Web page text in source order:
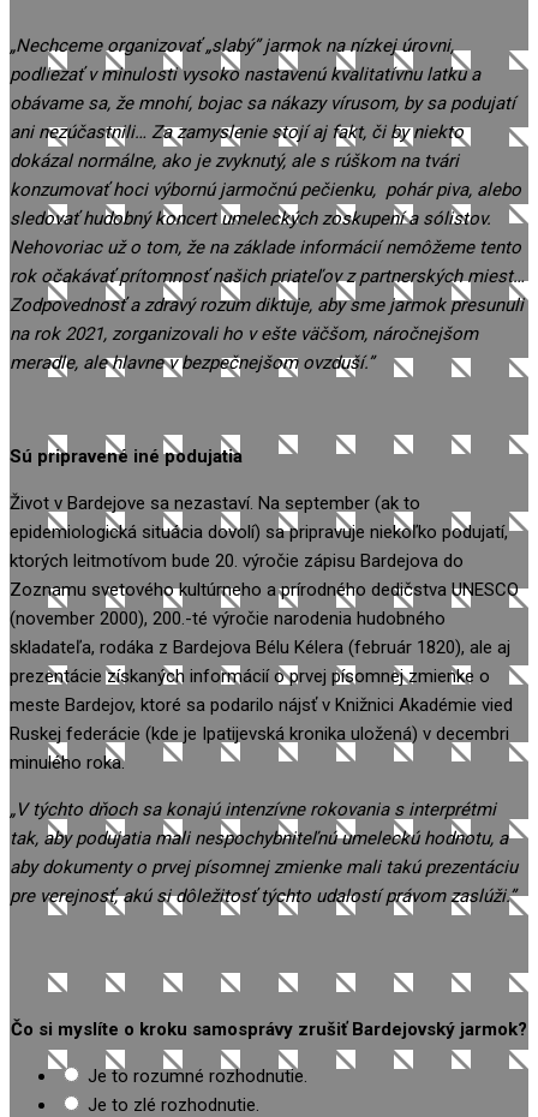
„Nechceme organizovať„slabý” jarmok na nízkej úrovni,
podliezaťv minulostivysoko nastavenú kvalitatívnu latku a
obávame sa, že mnohí, bojac sa nákazy vírusom, by sa podujatí
ani nezúčastnili… Za zamyslenie stojí aj fakt, či by niekto
dokázal normálne, ako je zvyknutý, ale s rúškom na tvári
konzumovať hoci výbornú jarmočnú pečienku, pohár piva, alebo
sledovať hudobný koncert umeleckých zoskupení a sólistov.
Nehovoriac už o tom, že na základe informácií nemôžeme tento
rok očakávať prítomnosť našich priateľov z partnerských miest…
Zodpovednosť a zdravý rozum diktuje, aby sme jarmok presunuli
na rok 2021, zorganizovali ho v ešte väčšom, náročnejšom
meradle, ale hlavnevbezpečnejšom ovzduší.”
Sú pripravené iné podujatia
Život v Bardejove sa nezastaví. Na september (ak to
epidemiologická situácia dovolí) sa pripravuje niekoľko podujatí,
ktorých leitmotívom bude 20. výročie zápisu Bardejova do
Zoznamu svetového kultúrneho a prírodného dedičstva UNESCO
(november 2000), 200.-té výročie narodenia hudobného
skladateľa, rodáka z Bardejova Bélu Kélera (február 1820), ale aj
prezentácie získaných informácií o prvej písomnej zmienke o
meste Bardejov, ktoré sa podarilo nájsť v Knižnici Akadémie vied
Ruskej federácie (kde je Ipatijevská kronika uložená) v decembri
minulého roka.
„V týchto dňoch sa konajú intenzívne rokovania s interprétmi
tak, abypodujatia mali nespochybniteľnú umeleckú hodnotu, a
aby dokumenty o prvej písomnej zmienke mali takú prezentáciu
pre verejnosť, akú si dôležitosť týchto udalostí právom zaslúži.”
Čo si myslíte o kroku samosprávy zrušiť Bardejovský jarmok?
Je to rozumné rozhodnutie.
Je to zlé rozhodnutie.